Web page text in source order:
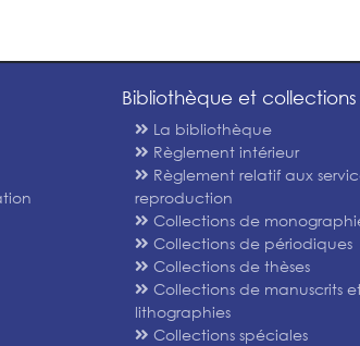
Bibliothèque et collections
La bibliothèque
Règlement intérieur
Règlement relatif aux
reproduction
Collections de
Collections de périodiques
Collections de thèses
Collections de manuscrits
lithographies
Collections spéciales